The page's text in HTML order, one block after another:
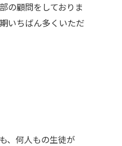
の顧問をしておりま
いちばん多くいただ
、何人もの生徒が